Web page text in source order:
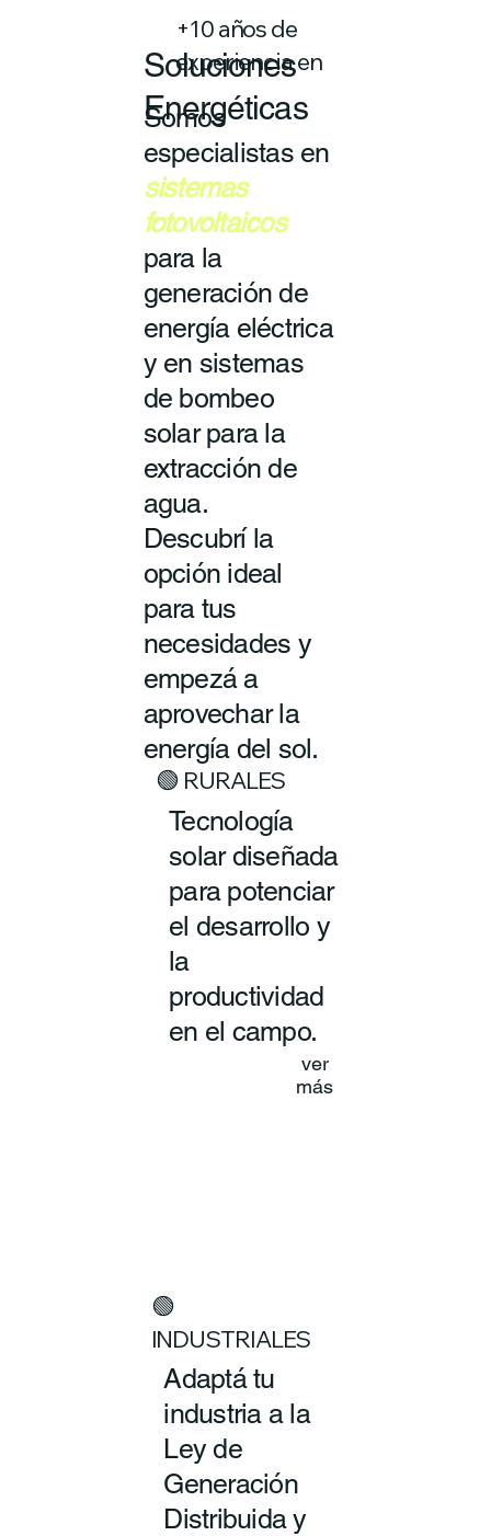
Soluciones
Energéticas
+10 años de
experiencia en
Somos
especialistas en
sistemas
fotovoltaicos
para la
generación de
energía eléctrica
y en sistemas
de bombeo
solar para la
extracción de
agua.
Descubrí la
opción ideal
para tus
necesidades y
empezá a
aprovechar la
energía del sol.
🟢 RURALES
Tecnología
solar diseñada
para potenciar
el desarrollo y
la
productividad
en el campo.
ver
más
🟢
INDUSTRIALES
Adaptá tu
industria a la
Ley de
Generación
Distribuida y